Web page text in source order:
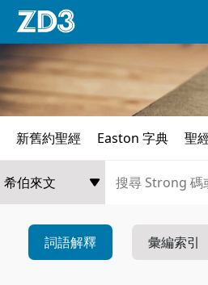
新舊約聖經 Easton 字典 聖
詞語解釋 彙編索引